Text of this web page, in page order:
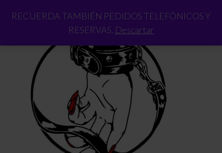
RECUERDA TAMBIÉN PEDIDOS TELEFÓNICOS Y
RESERVAS. Descartar